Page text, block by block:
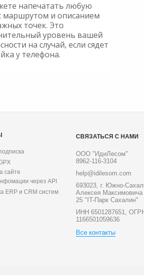
напечатать любую
маршрутом и описанием
точек. Это
уровень вашей
на случай, если сядет
у телефона.
сайте
через API
ERP и CRM систем
СВЯЗАТЬСЯ С НАМИ
ООО "ИдиЛесом"
8962-116-3104
help@idilesom.com
693023, г. Южно-
Алексея Максимовича
25 "IT-Парк Сахалин"
ИНН 6501287651,
1166501059636
Все контакты